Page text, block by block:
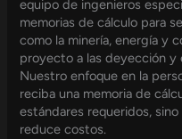
equipo de ingenieros
memorias de cálculo para
como la minería, energía y
proyecto a las deyección y
Nuestro enfoque en la
reciba una memoria de
estándares requeridos,
reduce costos.